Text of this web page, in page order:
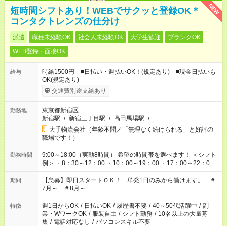
NEW
短時間シフトあり！WEBでサクッと登録OK＊
コンタクトレンズの仕分け
派遣 職種未経験OK 社会人未経験OK 大学生歓迎
ブランクOK
WEB登録・面接OK
給与
時給1500円 ■日払い・週払いOK！(規定あり) ■現金日払いも
OK(規定あり)
交通費別途支給あり
勤務地
東京都新宿区
新宿駅 / 新宿三丁目駅 / 高田馬場駅 / …
大手物流会社（年齢不問／「無理なく続けられる」と好評の
職場です！）
勤務時間
9:00～18:00（実動8時間） 希望の時間帯を選べます！ ＜シフト
例＞ ・8：30～12：00 ・10：00～19：00 ・17：00～22：00
・13：00～22：00 ・22：00～翌6：00 など
期間
【急募】即日スタートＯＫ！ 単発1日のみから働けます。 ＃
7月～ ＃8月～
特徴 週1日からOK / 日払いOK / 履歴書不要 / 40～50代活躍中 / 副
業・WワークOK / 服装自由 / シフト勤務 / 10名以上の大量募
集 / 電話対応なし / パソコンスキル不要